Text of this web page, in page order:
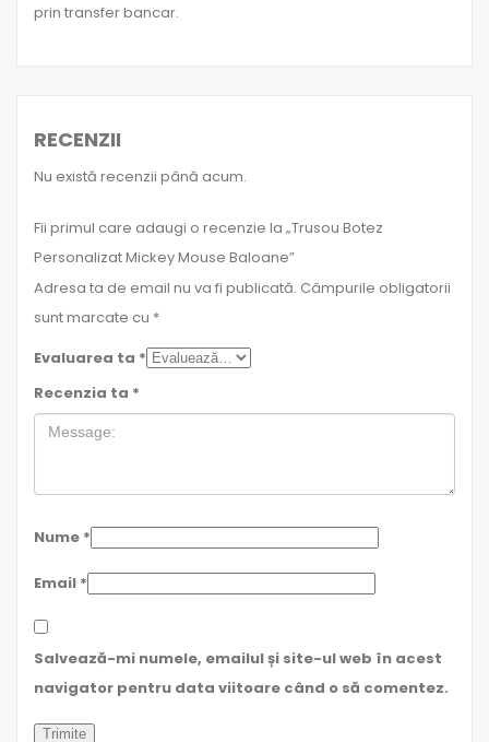
prin transfer bancar.
RECENZII
Nu există recenzii până acum.
Fii primul care adaugi o recenzie la „Trusou Botez
Personalizat Mickey Mouse Baloane”
Adresa ta de email nu va fi publicată. Câmpurile obligatorii
sunt marcate cu *
Evaluarea ta *
Recenzia ta *
Nume *
Email *
Salvează-mi numele, emailul și site-ul web în acest
navigator pentru data viitoare când o să comentez.